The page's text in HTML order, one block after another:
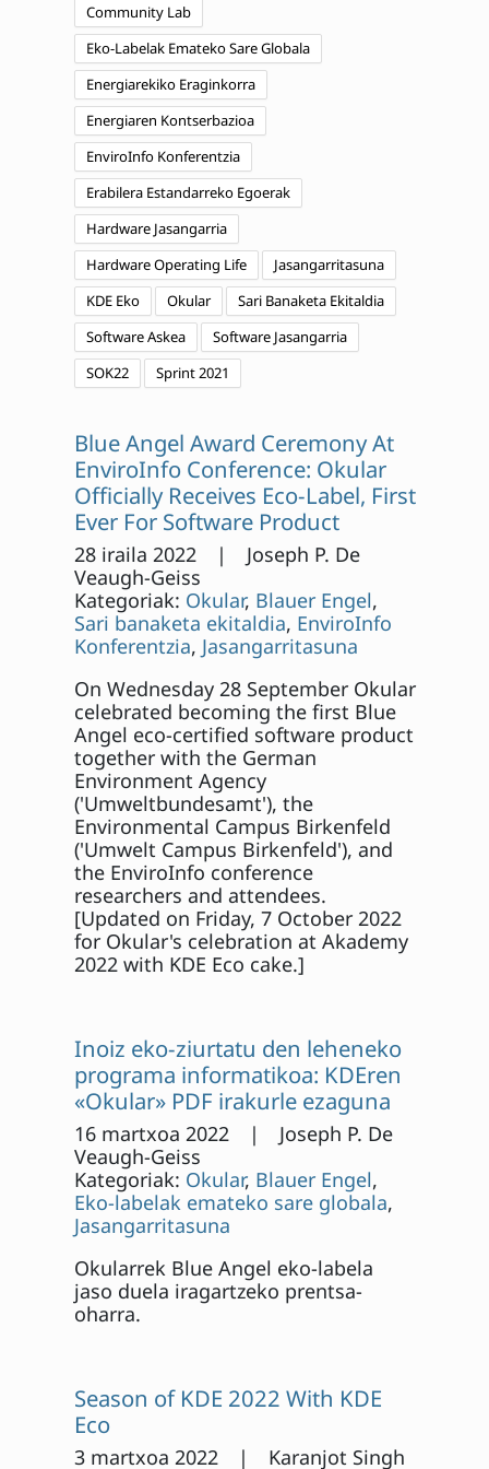
Community Lab
Eko-Labelak Emateko Sare Globala
Energiarekiko Eraginkorra
Energiaren Kontserbazioa
EnviroInfo Konferentzia
Erabilera Estandarreko Egoerak
Hardware Jasangarria
Hardware Operating Life
Jasangarritasuna
KDE Eko
Okular
Sari Banaketa Ekitaldia
Software Askea
Software Jasangarria
SOK22
Sprint 2021
Blue Angel Award Ceremony At
EnviroInfo Conference: Okular
Officially Receives Eco-Label, First
Ever For Software Product
28 iraila 2022 | Joseph P. De
Veaugh-Geiss
Kategoriak: Okular, Blauer Engel,
Sari banaketa ekitaldia, EnviroInfo
Konferentzia, Jasangarritasuna
On Wednesday 28 September Okular
celebrated becoming the first Blue
Angel eco-certified software product
together with the German
Environment Agency
('Umweltbundesamt'), the
Environmental Campus Birkenfeld
('Umwelt Campus Birkenfeld'), and
the EnviroInfo conference
researchers and attendees.
[Updated on Friday, 7 October 2022
for Okular's celebration at Akademy
2022 with KDE Eco cake.]
Inoiz eko-ziurtatu den leheneko
programa informatikoa: KDEren
«Okular» PDF irakurle ezaguna
16 martxoa 2022 | Joseph P. De
Veaugh-Geiss
Kategoriak: Okular, Blauer Engel,
Eko-labelak emateko sare globala,
Jasangarritasuna
Okularrek Blue Angel eko-labela
jaso duela iragartzeko prentsa-
oharra.
Season of KDE 2022 With KDE
Eco
3 martxoa 2022 | Karanjot Singh